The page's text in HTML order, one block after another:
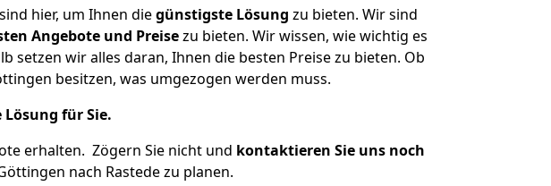
hier, um Ihnen diegünstigste Lösung zu bieten. Wir sind
Angebote und Preisezu bieten. Wir wissen, wie wichtig es
setzen wir alles daran, Ihnen die besten Preise zu bieten. Ob
besitzen, was umgezogen werden muss.
für Sie.
erhalten. Zögern Sie nicht und kontaktieren Sie uns noch
nach Rastede zu planen.